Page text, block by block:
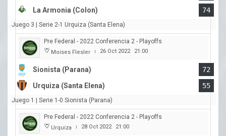
La Armonia (Colon)
74
Juego 3 | Serie 2-1 Urquiza (Santa Elena)
Pre Federal - 2022 Conferencia 2 - Playoffs
Moises Flesler | 26 Oct 2022 21:00
Sionista (Parana)
72
Urquiza (Santa Elena)
55
Juego 1 | Serie 1-0 Sionista (Parana)
Pre Federal - 2022 Conferencia 2 - Playoffs
Urquiza | 28 Oct 2022 21:00